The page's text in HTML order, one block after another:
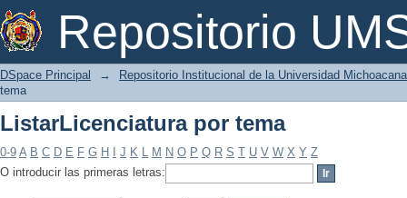
Repositorio
ListarLicenciatura por tema
DSpace Principal →
Repositorio Institucional de la Universidad
tema
ListarLicenciatura por tema
0-9 A B C D E F G H J K L M N O P Q R S T U V W X Y Z
O introducir las primeras letras: